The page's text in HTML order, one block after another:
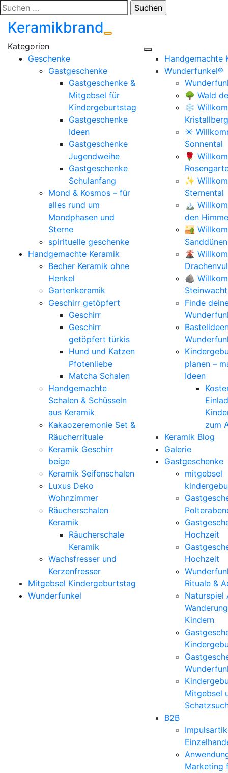
Zum
Inhalt
springen
Suchen
nach:
Keramikbrand
Geschenke
Gastgeschenke
Gastgeschenke &
Mitgebsel für
Kindergeburtstag
Gastgeschenke
Ideen
Gastgeschenke
Jugendweihe
Gastgeschenke
Schulanfang
Mond & Kosmos – für
alles rund um
Mondphasen und
Sterne
spirituelle geschenke
Handgemachte Keramik
Becher Keramik ohne
Henkel
Gartenkeramik
Geschirr getöpfert
Geschirr
Geschirr
getöpfert türkis
Hund und Katzen
Pfotenliebe
Matcha Schalen
Handgemachte
Schalen & Schüsseln
aus Keramik
Kakaozeremonie Set &
Räucherrituale
Keramik Geschirr
beige
Keramik Seifenschalen
Luxus Deko
Wohnzimmer
Räucherschalen
Keramik
Räucherschale
Keramik
Wachsfresser und
Kerzenfresser
Mitgebsel Kindergeburtstag
Wunderfunkel
Handgemachte
Wunderfunkel®
🌳 Wald
❄️
☀️
Sonnental
🌹
✨
Sternental
🏔️
den
🏜️
Sanddünen
🌋
🪨
Steinwacht
Finde
planen –
Ideen
zum
Keramik Blog
Galerie
Gastgeschenke
mitgebsel
Hochzeit
Hochzeit
Rituale &
Naturspiel
Kindern
Mitgebsel
B2B
Marketing